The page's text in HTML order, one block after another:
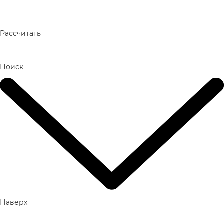
Рассчитать
Поиск
Наверх